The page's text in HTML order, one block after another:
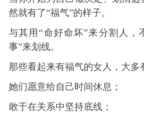
然就有了“福气”的样子。
与其用“命好命坏”来分割人，
事”来划线。
那些看起来有福气的女人，大多
她们愿意给自己时间休息；
敢于在关系中坚持底线；